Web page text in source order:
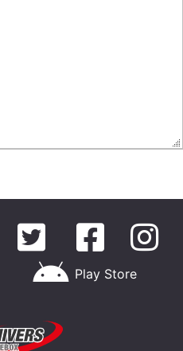
Play Store